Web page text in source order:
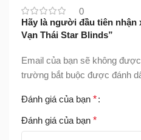
0
Hãy là người đầu tiên nhận
Vạn Thái Star Blinds”
Email của bạn sẽ không
trường bắt buộc được đánh
Đánh giá của bạn *
Đánh giá của bạn *